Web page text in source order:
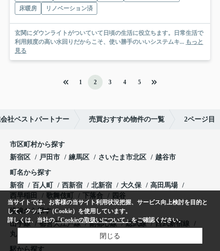
床暖房
リノベーション済
玄関にダウンライトがついていて日頃の生活に役立ちます。日常生活で
利用頻度の高い水回りだからこそ、使い勝手のいいシステムキ... もっと
見る
1 2 3 4 5
社ベストパートナー 売買おすすめ物件の一覧 2ページ目
市区町村から探す
新宿区
戸田市 練馬区 さいたま市北区 越谷市
町名から探す
新宿
百人町 西新宿 北新宿 大久保
高田馬場
西早稲田
歌舞伎町 下落合 四谷
沿線から探す
山手線
都営大江戸線 副都心線 総武線
西武新宿線
丸ノ内線
都営新宿線 京王線
駅から探す
当サイトでは、お客様の当サイト利用状況把握、サービス向上検討を目的と
して、クッキー（Cookie）を使用しています。
詳しくは、当社の 「Cookieの取扱いについて」をご確認ください。
閉じる